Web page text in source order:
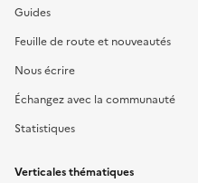
Guides
Feuille de route et nouveautés
Nous écrire
Échangez avec la communauté
Statistiques
Verticales thématiques